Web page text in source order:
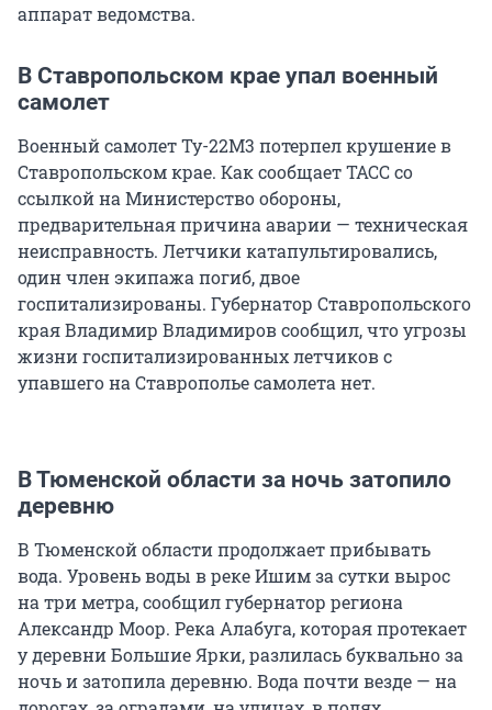
аппарат ведомства.
В Ставропольском крае упал военный
самолет
Военный самолет Ту-22М3 потерпел крушение в
Ставропольском крае. Как сообщает ТАСС со
ссылкой на Министерство обороны,
предварительная причина аварии — техническая
неисправность. Летчики катапультировались,
один член экипажа погиб, двое
госпитализированы. Губернатор Ставропольского
края Владимир Владимиров сообщил, что угрозы
жизни госпитализированных летчиков с
упавшего на Ставрополье самолета нет.
В Тюменской области за ночь затопило
деревню
В Тюменской области продолжает прибывать
вода. Уровень воды в реке Ишим за сутки вырос
на три метра, сообщил губернатор региона
Александр Моор. Река Алабуга, которая протекает
у деревни Большие Ярки, разлилась буквально за
ночь и затопила деревню. Вода почти везде — на